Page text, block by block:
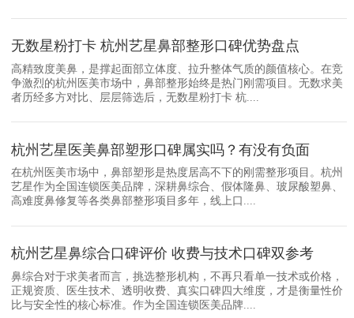
无数星粉打卡 杭州艺星鼻部整形口碑优势盘点
高精致度美鼻，是撑起面部立体度、拉升整体气质的颜值核心。在竞
争激烈的杭州医美市场中，鼻部整形始终是热门刚需项目。无数求美
者历经多方对比、层层筛选后，无数星粉打卡 杭....
杭州艺星医美鼻部塑形口碑属实吗？有没有负面
在杭州医美市场中，鼻部塑形是热度居高不下的刚需整形项目。杭州
艺星作为全国连锁医美品牌，深耕鼻综合、假体隆鼻、玻尿酸塑鼻、
高难度鼻修复等各类鼻部整形项目多年，线上口....
杭州艺星鼻综合口碑评价 收费与技术口碑双参考
鼻综合对于求美者而言，挑选整形机构，不再只看单一技术或价格，
正规资质、医生技术、透明收费、真实口碑四大维度，才是衡量性价
比与安全性的核心标准。作为全国连锁医美品牌....